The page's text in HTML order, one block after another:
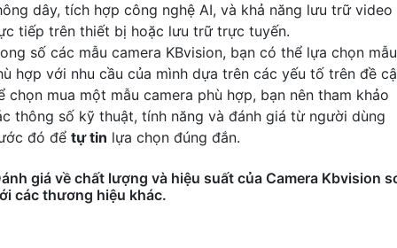
dây, tích hợp công nghệ AI, và khả năng lưu trữ video
tiếp trên thiết bị hoặc lưu trữ trực tuyến.
số các mẫu camera KBvision, bạn có thể lựa chọn mẫu
hợp với nhu cầu của mình dựa trên các yếu tố trên đề
chọn mua một mẫu camera phù hợp, bạn nên tham khảo
thông số kỹ thuật, tính năng và đánh giá từ người dùng
đó để tự tin lựa chọn đúng đắn.
giá về chất lượng và hiệu suất của Camera Kbvision
các thương hiệu khác.